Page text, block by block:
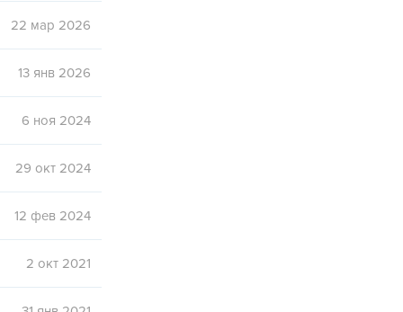
22 мар 2026
13 янв 2026
6 ноя 2024
29 окт 2024
12 фев 2024
2 окт 2021